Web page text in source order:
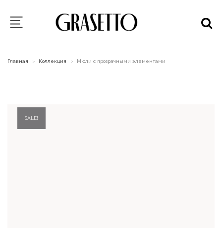
Главная > Коллекция > Мюли с прозрачными элементами
SALE!